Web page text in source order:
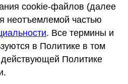
cookie-файлов (далее
неотъемлемой частью
. Все термины и
в Политике в том
Политике